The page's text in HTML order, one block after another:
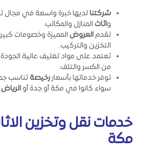
شركتنا لديها خبرة واسعة في مجال
واثاث المنازل والمكاتب.
تقدمالعروض المميزة وخصومات
التخزين والتركيب.
تعتمد على مواد تغليف عالية الجودة
من الكسر والتلف.
توفر خدماتها بأسعار رخيصة تناسب
سواء كانوا في مكة أو جدة أو الرياض.
خدمات نقل وتخزين
مكة